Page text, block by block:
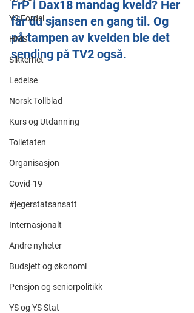
YS Fordel
HMS
Sikkerhet
Ledelse
Norsk Tollblad
Kurs og Utdanning
Tolletaten
Organisasjon
Covid-19
#jegerstatsansatt
Internasjonalt
Andre nyheter
Budsjett og økonomi
Pensjon og seniorpolitikk
YS og YS Stat
FrP i Dax18 mandag kveld? Her
får du sjansen en gang til. Og
på tampen av kvelden ble det
sending på TV2 også.